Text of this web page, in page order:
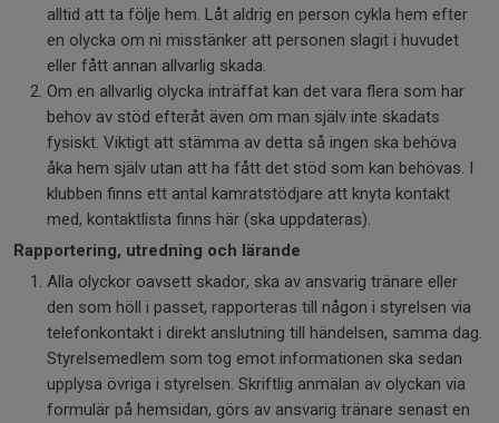
alltid att ta följe hem. Låt aldrig en person cykla hem efter
en olycka om ni misstänker att personen slagit i huvudet
eller fått annan allvarlig skada.
Om en allvarlig olycka inträffat kan det vara flera som har
behov av stöd efteråt även om man själv inte skadats
fysiskt. Viktigt att stämma av detta så ingen ska behöva
åka hem själv utan att ha fått det stöd som kan behövas. I
klubben finns ett antal kamratstödjare att knyta kontakt
med, kontaktlista finns här (ska uppdateras).
Rapportering, utredning och lärande
Alla olyckor oavsett skador, ska av ansvarig tränare eller
den som höll i passet, rapporteras till någon i styrelsen via
telefonkontakt i direkt anslutning till händelsen, samma dag.
Styrelsemedlem som tog emot informationen ska sedan
upplysa övriga i styrelsen. Skriftlig anmälan av olyckan via
formulär på hemsidan, görs av ansvarig tränare senast en